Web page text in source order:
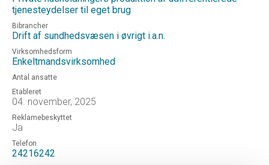
tjenesteydelser til eget brug
Bibrancher
Drift af sundhedsvæsen i øvrigt i.a.n.
Virksomhedsform
Enkeltmandsvirksomhed
Antal ansatte
Etableret
04. november, 2025
Reklamebeskyttet
Ja
Telefon
24216242